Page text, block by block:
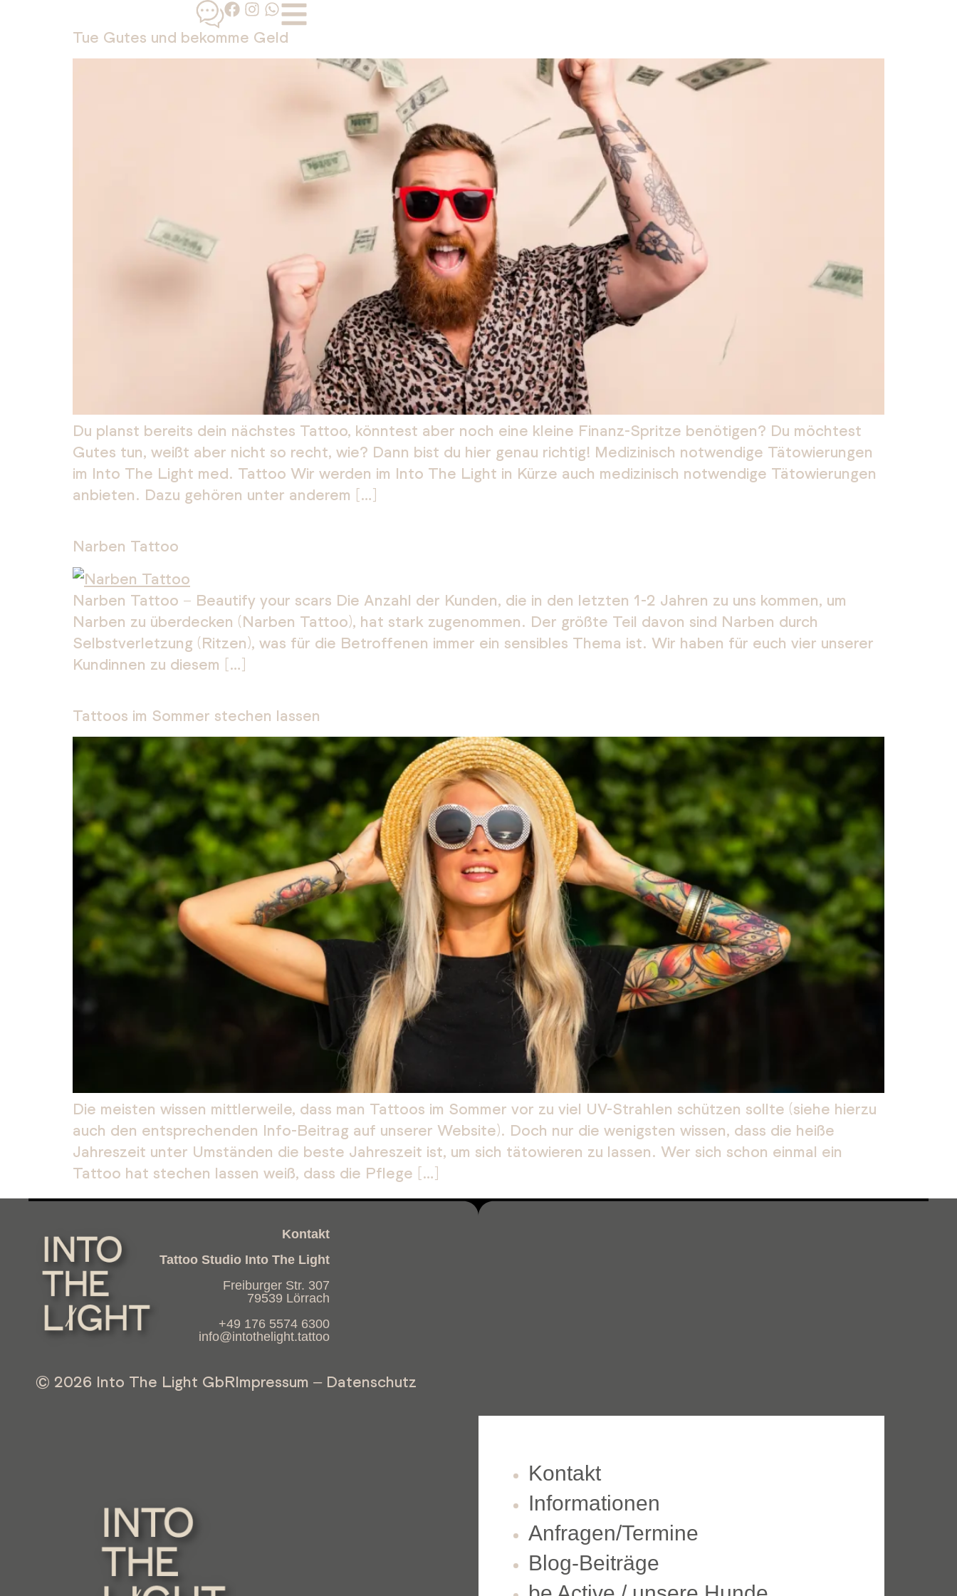
Tue Gutes und bekomme Geld
Du planst bereits dein nächstes Tattoo, könntest aber noch eine kleine Finanz-Spritze benötigen? Du möchtest
Gutes tun, weißt aber nicht so recht, wie? Dann bist du hier genau richtig! Medizinisch notwendige Tätowierungen
im Into The Light med. Tattoo Wir werden im Into The Light in Kürze auch medizinisch notwendige Tätowierungen
anbieten. Dazu gehören unter anderem […]
Narben Tattoo
Narben Tattoo – Beautify your scars Die Anzahl der Kunden, die in den letzten 1-2 Jahren zu uns kommen, um
Narben zu überdecken (Narben Tattoo), hat stark zugenommen. Der größte Teil davon sind Narben durch
Selbstverletzung (Ritzen), was für die Betroffenen immer ein sensibles Thema ist. Wir haben für euch vier unserer
Kundinnen zu diesem […]
Tattoos im Sommer stechen lassen
Die meisten wissen mittlerweile, dass man Tattoos im Sommer vor zu viel UV-Strahlen schützen sollte (siehe hierzu
auch den entsprechenden Info-Beitrag auf unserer Website). Doch nur die wenigsten wissen, dass die heiße
Jahreszeit unter Umständen die beste Jahreszeit ist, um sich tätowieren zu lassen. Wer sich schon einmal ein
Tattoo hat stechen lassen weiß, dass die Pflege […]
Kontakt
Tattoo Studio Into The Light
Freiburger Str. 307
79539 Lörrach
+49 176 5574 6300
info@intothelight.tattoo
© 2026 Into The Light GbRImpressum – Datenschutz
Kontakt
Informationen
Anfragen/Termine
Blog-Beiträge